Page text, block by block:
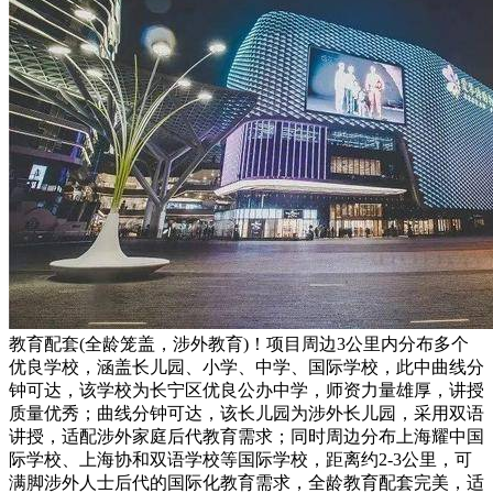
教育配套(全龄笼盖，涉外教育)！项目周边3公里内分布多个
优良学校，涵盖长儿园、小学、中学、国际学校，此中曲线分
钟可达，该学校为长宁区优良公办中学，师资力量雄厚，讲授
质量优秀；曲线分钟可达，该长儿园为涉外长儿园，采用双语
讲授，适配涉外家庭后代教育需求；同时周边分布上海耀中国
际学校、上海协和双语学校等国际学校，距离约2-3公里，可
满脚涉外人士后代的国际化教育需求，全龄教育配套完美，适